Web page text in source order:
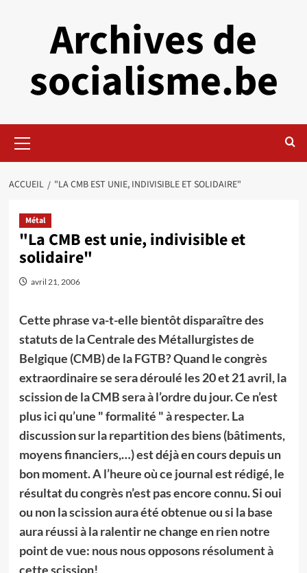
Archives de
socialisme.be
principal
ACCUEIL "LA CMB EST UNIE, INDIVISIBLE ET SOLIDAIRE"
Métal
"La CMB est unie, indivisible et
solidaire"
avril 21, 2006
Cette phrase va-t-elle bientôt disparaître des
statuts de la Centrale des Métallurgistes de
Belgique (CMB) de la FGTB? Quand le congrès
extraordinaire se sera déroulé les 20 et 21 avril, la
scission de la CMB sera à l’ordre du jour. Ce n’est
plus ici qu’une " formalité " à respecter. La
discussion sur la repartition des biens (bâtiments,
moyens financiers,…) est déjà en cours depuis un
bon moment. A l’heure où ce journal est rédigé, le
résultat du congrès n’est pas encore connu. Si oui
ou non la scission aura été obtenue ou si la base
aura réussi à la ralentir ne change en rien notre
point de vue: nous nous opposons résolument à
cette scission!